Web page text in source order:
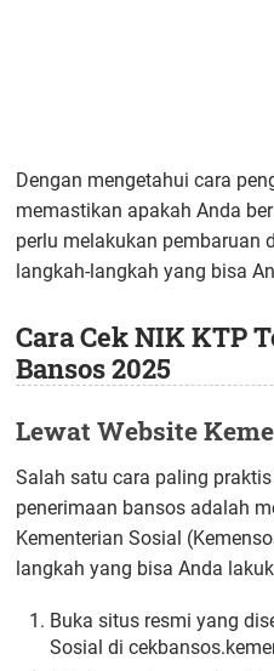
Dengan mengetahui cara
memastikan apakah Anda
perlu melakukan pembaruan
langkah-langkah yang bisa
Cara Cek NIK KTP
Bansos 2025
Lewat Website
Salah satu cara paling
penerimaan bansos adalah
Kementerian Sosial
langkah yang bisa Anda
Buka situs resmi yang
Sosial di